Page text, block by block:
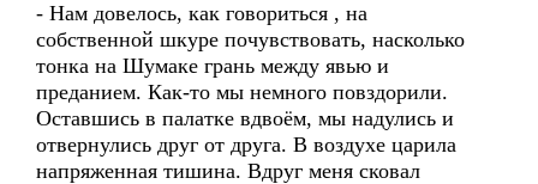
- Нам довелось, как говориться , на
собственной шкуре почувствовать, насколько
тонка на Шумаке грань между явью и
преданием. Как-то мы немного повздорили.
Оставшись в палатке вдвоём, мы надулись и
отвернулись друг от друга. В воздухе царила
напряженная тишина. Вдруг меня сковал